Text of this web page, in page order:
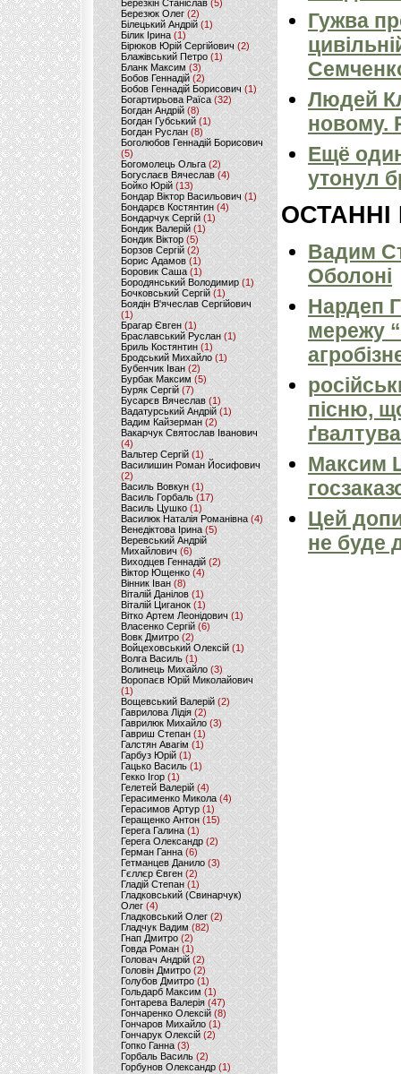
Березкін Станіслав (5)
Березюк Олег(2)
Білецький Андрій (1)
Білик Ірина (1)
Бірюков Юрій Сергійович (2)
Блажівський Петро (1)
Бланк Максим(3)
Бобов Геннадій (2)
Бобов Геннадій Борисович (1)
Богартирьова Раїса (32)
Богдан Андрій(8)
Богдан Губський (1)
Богдан Руслан(8)
Боголюбов Геннадій Борисович
(5)
Богомолець Ольга (2)
Богуслаєв Вячеслав (4)
Бойко Юрій (13)
Бондар Віктор Васильович (1)
Бондарєв Костянтин (4)
Бондарчук Сергій(1)
Бондик Валерій (1)
Бондик Віктор(5)
Борзов Сергiй (2)
Борис Адамов(1)
Боровик Саша (1)
Бородянський Володимир (1)
Бочковський Сергій (1)
Боядін В'ячеслав Сергійович
(1)
Брагар Євген (1)
Браславський Руслан (1)
Бриль Костянтин (1)
Бродський Михайло (1)
Бубенчик Іван(2)
Бурбак Максим (5)
Буряк Сергій (7)
Бусарєв Вячеслав (1)
Вадатурський Андрій (1)
Вадим Кайзерман (2)
Вакарчук Святослав Іванович
(4)
Вальтер Сергій (1)
Василишин Роман Йосифович
(2)
Василь Вовкун (1)
Василь Горбаль (17)
Василь Цушко (1)
Василюк Наталія Романівна (4)
Венедіктова Ірина(5)
Веревський Андрій
Михайлович (6)
Виходцев Геннадій (2)
Віктор Ющенко (4)
Вінник Іван (8)
Віталій Данілов (1)
Віталій Циганок (1)
Вітко Артем Леонідович(1)
Власенко Сергій (6)
Вовк Дмитро(2)
Войцеховський Олексій(1)
Волга Василь (1)
Волинець Михайло (3)
Воропаєв Юрій Миколайович
(1)
Вощевський Валерій(2)
Гаврилова Лідія (2)
Гаврилюк Михайло (3)
Гавриш Степан (1)
Галстян Авагім (1)
Гарбуз Юрій (1)
Гацько Василь (1)
Гекко Ігор(1)
Гелетей Валерій (4)
Герасименко Микола (4)
Герасимов Артур (1)
Геращенко Антон(15)
Герега Галина (1)
Герега Олександр (2)
Герман Ганна (6)
Гетманцев Данило (3)
Гєллєр Євген (2)
Гладій Степан(1)
Гладковський (Свинарчук)
Олег (4)
Гладковський Олег (2)
Гладчук Вадим (82)
Гнап Дмитро (2)
Говда Роман(1)
Головач Андрій (2)
Головін Дмитро (2)
Голубов Дмитро (1)
Гольдарб Максим(1)
Гонтарева Валерія (47)
Гончаренко Олексій(8)
Гончаров Михайло (1)
Гончарук Олексій (2)
Гопко Ганна (3)
Горбаль Василь (2)
Горбунов Олександр (1)
Гужва
Людей
новому.
Ещё
утонул
ОСТАННІ
Вадим
Оболоні
Нардеп
мережу
пісню,
Максим
Цей
не буде